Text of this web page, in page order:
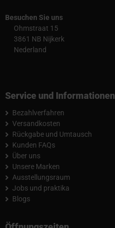
Besuchen Sie uns
Ohmstraat 15
3861 NB Nijkerk
Nederland
Service und Informationen
Bezahlverfahren
Versandkosten
Rückgabe und Umtausch
Kunden FAQs
Über uns
Unsere Marken
Ausstellungsraum
Jobs und praktika
Blogs